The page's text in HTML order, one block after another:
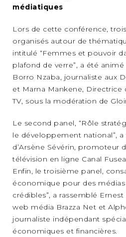
médiatiques
Lors de cette conférence,
organisés autour de
intitulé “Femmes et pouvoir
plafond de verre”, a été
Borro Nzaba, journaliste aux
et Marna Mankene, Directrice
TV, sous la modération de
Le second panel, “Rôle
le développement national”,
d’Arsène Sévérin, promoteur
télévision en ligne Canal
Enfin, le troisième panel,
économique pour des médias
crédibles”, a rassemblé
web média Brazza Net et
journaliste indépendant
économiques et financières.